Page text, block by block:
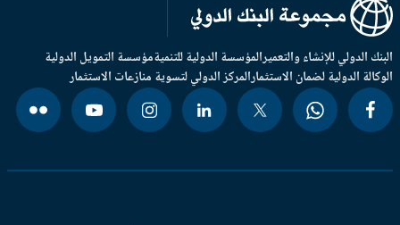
الدولي للإنشاء والتعميرالمؤسسة الدولية للتنميةمؤسسة التمويل الدولية
الدولية لضمان الاستثمارالمركز الدولي لتسوية منازعات الاستثمار